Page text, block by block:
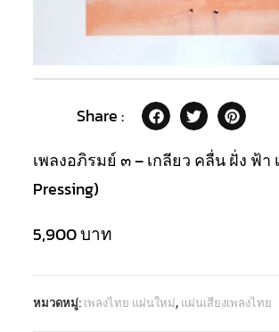
Share :
เพลงอภิรมย์ ๓ – เกลียว คลื่น ฝั่ง ฟ้า
Pressing)
5,900บาท
หมวดหมู่: เพลงไทย แผ่นใหม่, แผ่นเสียงเพลงไทย